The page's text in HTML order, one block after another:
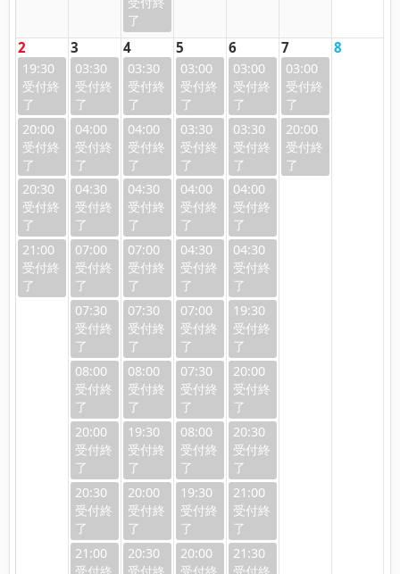
2
19:30
20:00
20:30
21:00
3
03:30
04:00
04:30
07:00
07:30
08:00
20:00
20:30
21:00
4
03:30
04:00
04:30
07:00
07:30
08:00
19:30
20:00
20:30
5
03:00
03:30
04:00
04:30
07:00
07:30
08:00
19:30
20:00
6
03:00
03:30
04:00
04:30
19:30
20:00
20:30
21:00
21:30
7
03:00
20:00
8